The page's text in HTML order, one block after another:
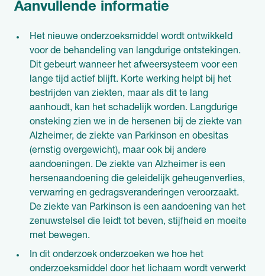
Aanvullende informatie
Het nieuwe onderzoeksmiddel wordt ontwikkeld
voor de behandeling van langdurige ontstekingen.
Dit gebeurt wanneer het afweersysteem voor een
lange tijd actief blijft. Korte werking helpt bij het
bestrijden van ziekten, maar als dit te lang
aanhoudt, kan het schadelijk worden. Langdurige
onsteking zien we in de hersenen bij de ziekte van
Alzheimer, de ziekte van Parkinson en obesitas
(ernstig overgewicht), maar ook bij andere
aandoeningen. De ziekte van Alzheimer is een
hersenaandoening die geleidelijk geheugenverlies,
verwarring en gedragsveranderingen veroorzaakt.
De ziekte van Parkinson is een aandoening van het
zenuwstelsel die leidt tot beven, stijfheid en moeite
met bewegen.
In dit onderzoek onderzoeken we hoe het
onderzoeksmiddel door het lichaam wordt verwerkt